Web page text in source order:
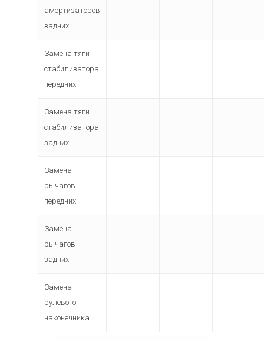
амортизаторов
задних
Замена тяги
стабилизатора
передних
Замена тяги
стабилизатора
задних
Замена
рычагов
передних
Замена
рычагов
задних
Замена
рулевого
наконечника